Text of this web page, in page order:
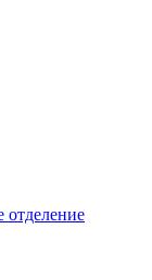
отделение